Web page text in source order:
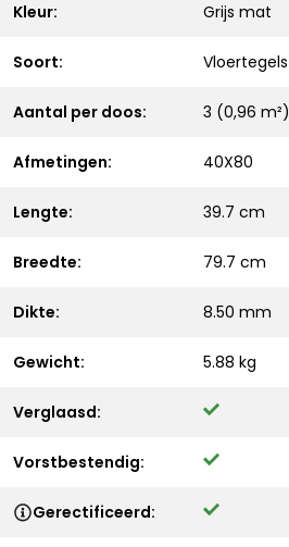
Kleur: Grijs mat
Soort: Vloertegels
Aantal per doos: 3 (0,96 m²)
Afmetingen: 40X80
Lengte: 39.7 cm
Breedte: 79.7 cm
Dikte: 8.50 mm
Gewicht: 5.88 kg
Verglaasd:
Vorstbestendig:
Gerectificeerd: